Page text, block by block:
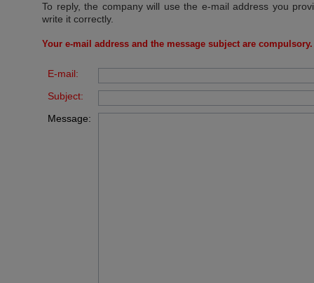
To reply, the company will use the e-mail address you
write it correctly.
Your e-mail address and the message subject are compulsory.
E-mail:
Subject:
Message: